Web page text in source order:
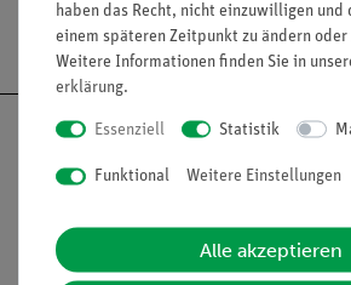
Versandkostenfrei ab
haben das Recht, nicht einzuwilligen
einem späteren Zeitpunkt zu ändern
Weitere Informationen finden Sie in
erklärung.
Essenziell Statistik
Funktional Weitere Einstellungen
Alle akzeptieren